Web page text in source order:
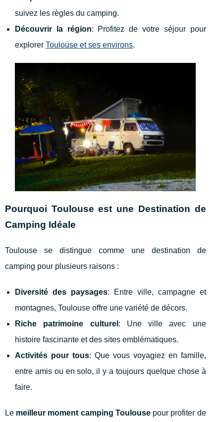
suivez les règles du camping.
Découvrir la région: Profitez de votre séjour pour
explorer Toulouse et ses environs.
Pourquoi Toulouse est une Destination de
Camping Idéale
Toulouse se distingue comme une destination de
camping pour plusieurs raisons :
Diversité des paysages: Entre ville, campagne et
montagnes, Toulouse offre une variété de décors.
Riche patrimoine culturel : Une ville avec une
histoire fascinante et des sites emblématiques.
Activités pour tous: Que vous voyagiez en famille,
entre amis ou en solo, il y a toujours quelque chose à
faire.
Le meilleur moment camping Toulousepour profiter de